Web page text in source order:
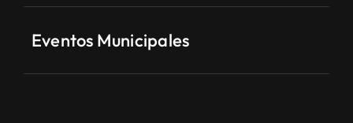
Eventos Municipales